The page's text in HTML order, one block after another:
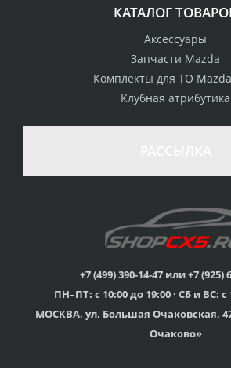
стоимости
товаром
Вы можете выбрать
наиболее удобный
для Вас
мы
Скидки
членам клуба и
обладателям клубных
КАТАЛОГ
Аксессуары
Запчасти Mazda
Комплекты для ТО
Клубная атрибутика
+7 (499) 390-14-47 или +7 (925)
ПН–ПТ: с 10:00 до 19:00 · СБ и ВС: с
МОСКВА, ул. Большая Очаковская,
Очаково»